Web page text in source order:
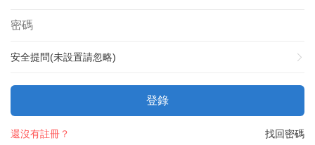
安全提問(未設置請忽略)
登錄
找回密碼
還沒有註冊？